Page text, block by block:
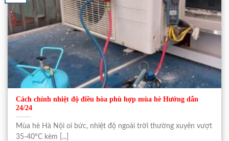
Cách chỉnh nhiệt độ điều hòa phù hợp mùa hè Hướng dẫn
24/24
Mùa hè Hà Nội oi bức, nhiệt độ ngoài trời thường xuyên vượt
35-40°C kèm [...]